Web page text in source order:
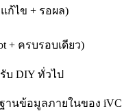
ก้ไข + รอผล)
+ ครบรอบเดียว)
บ DIY ทั่วไป
านข้อมูลภายในของ iVC